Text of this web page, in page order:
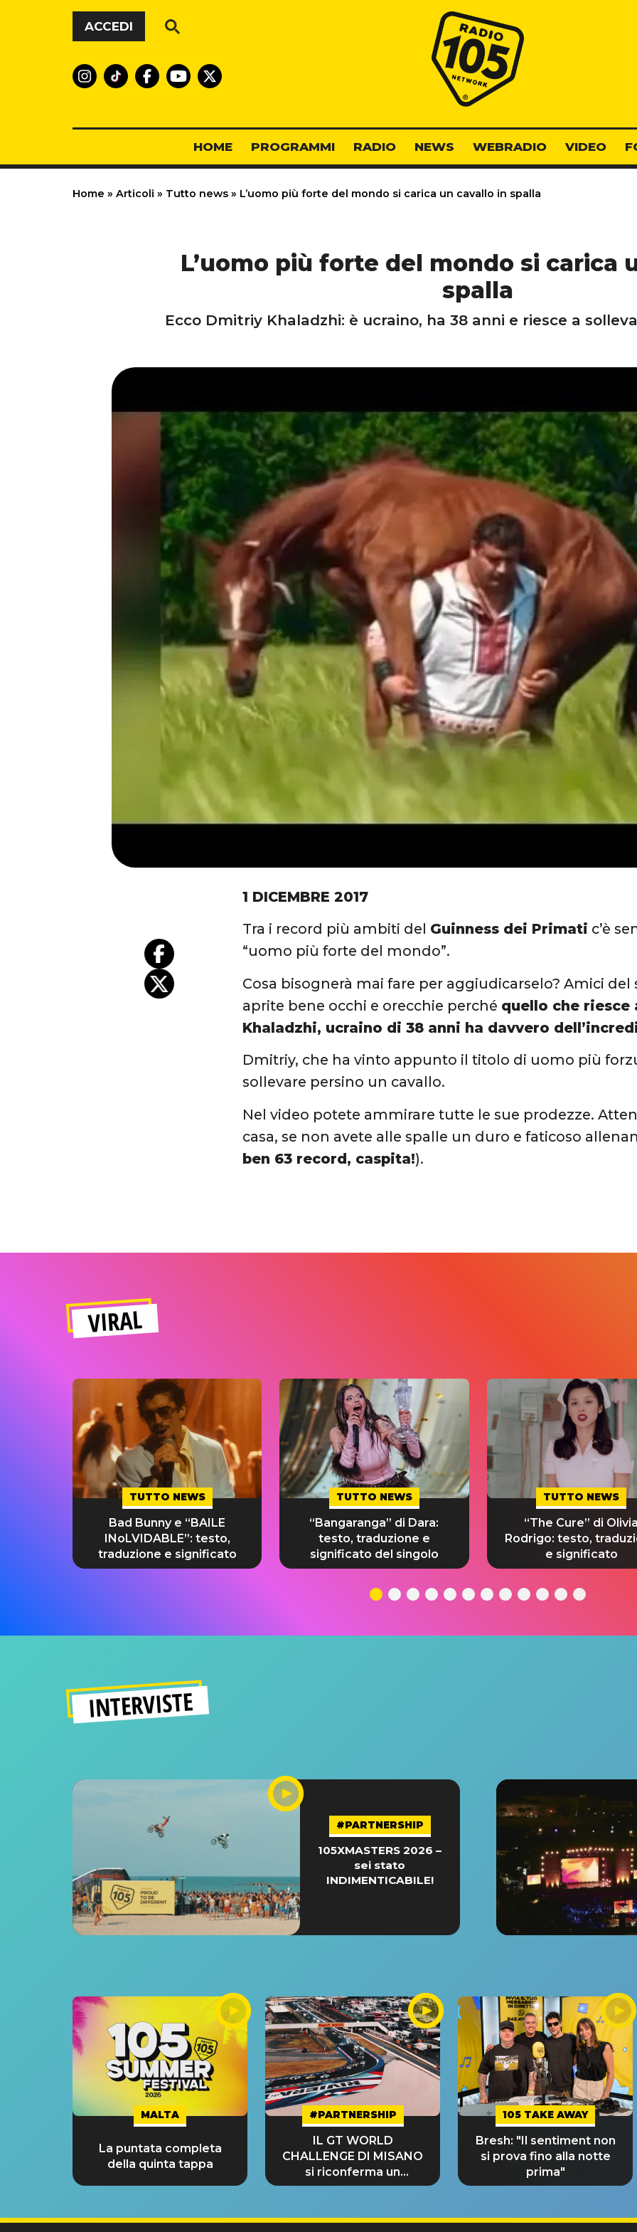
Vai al contenuto
ACCEDI
Radio 105
HOME PROGRAMMI RADIO NEWS WEBRADIO VIDEO
Home » Articoli » Tutto news » L’uomo più forte del mondo si carica un cavallo in spalla
L’uomo più forte del mondo si carica
spalla
Ecco Dmitriy Khaladzhi: è ucraino, ha 38 anni e riesce a
1 DICEMBRE 2017
Tra i record più ambiti del Guinness dei Primati c’è
“uomo più forte del mondo”.
Cosa bisognerà mai fare per aggiudicarselo? Amici
aprite bene occhi e orecchie perché quello che
Khaladzhi, ucraino di 38 anni ha davvero
Dmitriy, che ha vinto appunto il titolo di uomo più
sollevare persino un cavallo.
Nel video potete ammirare tutte le sue prodezze.
casa, se non avete alle spalle un duro e faticoso
ben 63 record, caspita!).
VIRAL
TUTTO NEWS
Bad Bunny e “BAILE
INoLVIDABLE”: testo,
traduzione e significato
TUTTO NEWS
“Bangaranga” di Dara:
testo, traduzione e
significato del singolo
TUTTO NEWS
“The Cure” di Olivia
Rodrigo: testo,
e significato
INTERVISTE
#PARTNERSHIP
105XMASTERS 2026 –
sei stato
INDIMENTICABILE!
MALTA
La puntata completa
della quinta tappa
#PARTNERSHIP
IL GT WORLD
CHALLENGE DI MISANO
si riconferma un
GRANDE SUCCESSO!
105 TAKE AWAY
Bresh: "Il sentiment non
si prova fino alla notte
prima"